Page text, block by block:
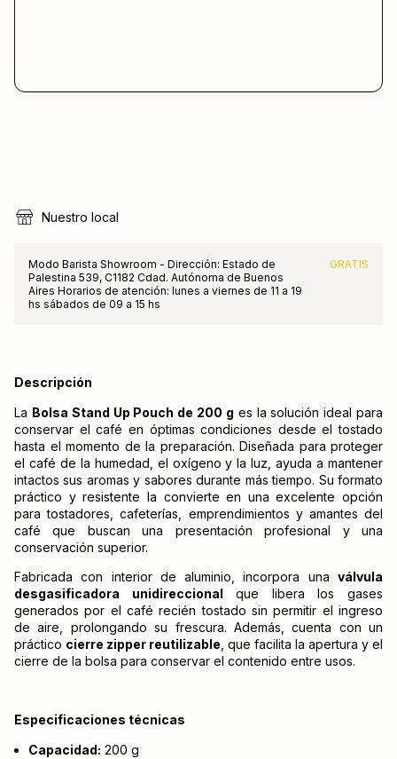
Nuestro local
Modo Barista Showroom - Dirección: Estado de
Palestina 539, C1182 Cdad. Autónoma de Buenos
Aires Horarios de atención: lunes a viernes de 11 a 19
hs sábados de 09 a 15 hs
GRATIS
Descripción
La Bolsa Stand Up Pouch de 200 g es la solución ideal para
conservar el café en óptimas condiciones desde el tostado
hasta el momento de la preparación. Diseñada para proteger
el café de la humedad, el oxígeno y la luz, ayuda a mantener
intactos sus aromas y sabores durante más tiempo. Su formato
práctico y resistente la convierte en una excelente opción
para tostadores, cafeterías, emprendimientos y amantes del
café que buscan una presentación profesional y una
conservación superior.
Fabricada con interior de aluminio, incorpora una válvula
desgasificadora unidireccional que libera los gases
generados por el café recién tostado sin permitir el ingreso
de aire, prolongando su frescura. Además, cuenta con un
práctico cierre zipper reutilizable , que facilita la apertura y el
cierre de la bolsa para conservar el contenido entre usos.
Especificaciones técnicas
Capacidad: 200 g